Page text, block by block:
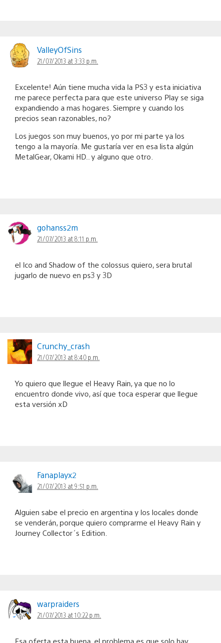
ValleyOfSins
21/07/2013 at 3:33 p.m.
Excelente! Aún tiene mucha vida la PS3 y esta iniciativa
me parece perfecta para que este universo Play se siga
expandiendo a mas hogares. Siempre y cuando los
precios sean razonables, no?
Los juegos son muy buenos, yo por mi parte ya los
tengo a la mayoría. Me gustaría ver en esa lista algún
MetalGear, Okami HD.. y alguno que otro.
gohanss2m
21/07/2013 at 8:11 p.m.
el Ico and Shadow of the colossus quiero, sera brutal
jugarlo de nuevo en ps3 y 3D
Crunchy_crash
21/07/2013 at 8:40 p.m.
Yo quiero que llegue el Heavy Rain, ya que no lo
encuentro donde vivo, así que toca esperar que llegue
esta versión xD
Fanaplayx2
21/07/2013 at 9:51 p.m.
Alguien sabe el precio en argentina y los locales donde
se venderán, porque quiero comprarme el Heavy Rain y
Journey Collector´s Edition.
warpraiders
21/07/2013 at 10:22 p.m.
Esa oferta esta buena, el problema es que solo hay